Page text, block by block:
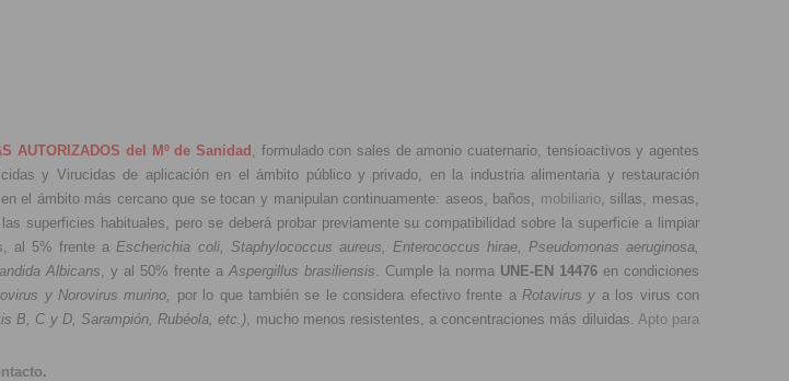
AUTORIZADOS del Mº de Sanidad , formulado con sales de amonio cuaternario, tensioactivos y agentes
y Virucidas de aplicación en el ámbito público y privado, en la industria alimentaria y restauración
el ámbito más cercano que se tocan y manipulan continuamente: aseos, baños, mobiliario, sillas, mesas,
superficies habituales, pero se deberá probar previamente su compatibilidad sobre la superficie a limpiar
al 5% frente a Escherichia coli, Staphylococcus aureus, Enterococcus hirae, Pseudomonas aeruginosa,
Albicans, y al 50% frente a Aspergillus brasiliensis. Cumple la norma UNE- EN 14476 en condiciones
y Norovirus murino, por lo que también se le considera efectivo frente aRotavirus y a los virus con
B, C y D, Sarampión, Rubéola, etc.), mucho menos resistentes, a concentraciones más diluidas. Apto para
.